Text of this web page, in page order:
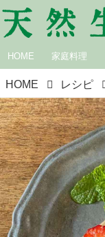
HOME 家庭料理
HOME レシピ